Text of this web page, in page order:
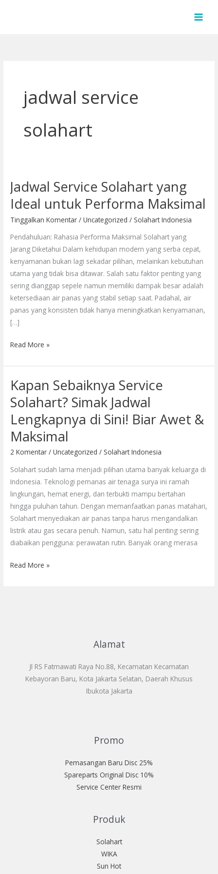
jadwal service
solahart
Jadwal Service Solahart yang
Ideal untuk Performa Maksimal
Tinggalkan Komentar /Uncategorized / Solahart Indonesia
Pendahuluan: Rahasia Performa Maksimal Solahart yang
Jarang Diketahui Dalam kehidupan modern yang serba cepat,
kenyamanan bukan lagi sekadar pilihan, melainkan kebutuhan
utama yang tidak bisa ditawar. Salah satu faktor penting yang
sering dianggap sepele namun memiliki dampak besar adalah
ketersediaan air panas yang stabil setiap saat. Padahal, air
panas yang konsisten tidak hanya meningkatkan kenyamanan,
[…]
Jadwal
Service
Solahart
yang
Ideal
untuk
Performa
Maksimal
Read More »
Kapan Sebaiknya Service
Solahart? Simak Jadwal
Lengkapnya di Sini! Biar Awet &
Maksimal
2 Komentar /Uncategorized / Solahart Indonesia
Solahart sudah lama menjadi pilihan utama banyak keluarga di
Indonesia. Teknologi pemanas air tenaga surya ini ramah
lingkungan, hemat energi, dan terbukti mampu bertahan
hingga puluhan tahun. Dengan memanfaatkan panas matahari,
Solahart menyediakan air panas tanpa harus mengandalkan
listrik atau gas secara penuh. Namun, satu hal penting sering
diabaikan pengguna: perawatan rutin. Banyak orang merasa
Kapan
Sebaiknya
Service
Solahart?
Simak
Jadwal
Lengkapnya
di
Sini!
Biar
Awet
&
Maksimal
Read More »
Alamat
Jl RS Fatmawati Raya No.88, Kecamatan Kecamatan
Kebayoran Baru, Kota Jakarta Selatan, Daerah Khusus
Ibukota Jakarta
Promo
Pemasangan Baru Disc 25%
Spareparts Original Disc 10%
Service Center Resmi
Produk
Solahart
WIKA
Sun Hot